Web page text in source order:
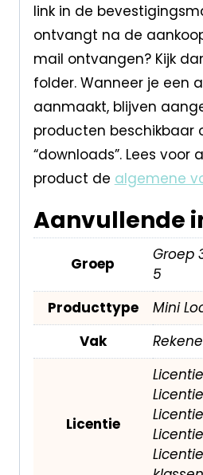
link in de
ontvangt na de
mail ontvangen? Kijk
folder. Wanneer je een
aanmaakt, blijven
producten beschikbaar
“downloads”. Lees
product de algemene
Aanvullende
Groep
Groep
5
Producttype
Mini
Vak
Licentie